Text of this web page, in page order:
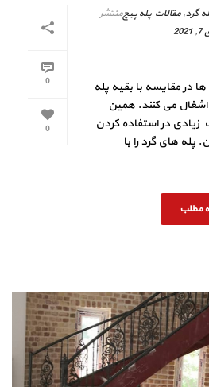
0
0
گرد,مقالات پله پیچمنتشر
در مقایسه با بقیه پله
می کنند. همین
در استفاده کردن
پله های گرد را با
مطلب